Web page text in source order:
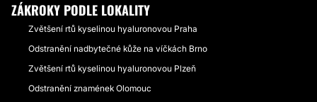
ZÁKROKY PODLE LOKALITY
Zvětšení rtů kyselinou hyaluronovou Praha
Odstranění nadbytečné kůže na víčkách Brno
Zvětšení rtů kyselinou hyaluronovou Plzeň
Odstranění znamének Olomouc